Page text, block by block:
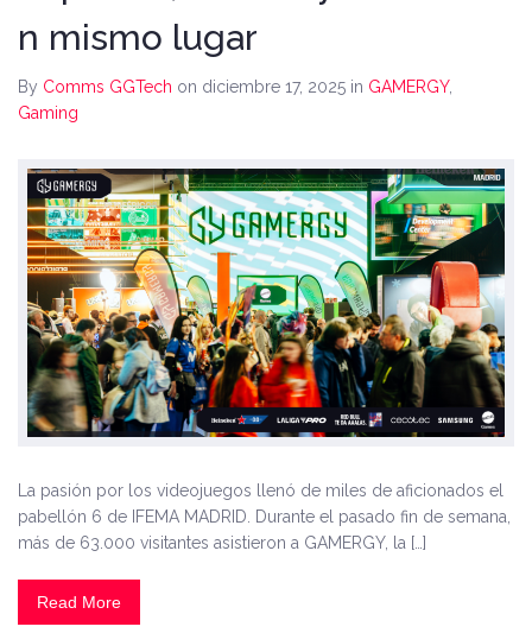
n mismo lugar
By Comms GGTech on diciembre 17, 2025 in GAMERGY,
Gaming
La pasión por los videojuegos llenó de miles de aficionados el
pabellón 6 de IFEMA MADRID. Durante el pasado fin de semana,
más de 63.000 visitantes asistieron a GAMERGY, la […]
Read More